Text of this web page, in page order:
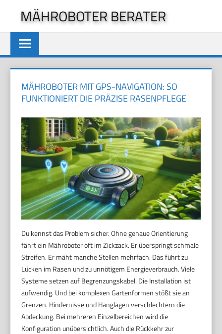
springen
MÄHROBOTER BERATER
MÄHROBOTER MIT GPS-NAVIGATION: SO
FUNKTIONIERT DIE PRÄZISE RASENPFLEGE
Du kennst das Problem sicher. Ohne genaue Orientierung
fährt ein Mähroboter oft im Zickzack. Er überspringt schmale
Streifen. Er mäht manche Stellen mehrfach. Das führt zu
Lücken im Rasen und zu unnötigem Energieverbrauch. Viele
Systeme setzen auf Begrenzungskabel. Die Installation ist
aufwendig. Und bei komplexen Gartenformen stößt sie an
Grenzen. Hindernisse und Hanglagen verschlechtern die
Abdeckung. Bei mehreren Einzelbereichen wird die
Konfiguration unübersichtlich. Auch die Rückkehr zur